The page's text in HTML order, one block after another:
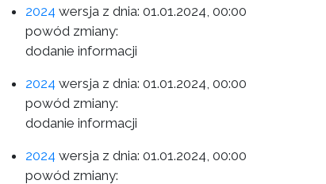
2024 wersja z dnia: 01.01.2024, 00:00
powód zmiany:
dodanie informacji
2024 wersja z dnia: 01.01.2024, 00:00
powód zmiany:
dodanie informacji
2024 wersja z dnia: 01.01.2024, 00:00
powód zmiany: